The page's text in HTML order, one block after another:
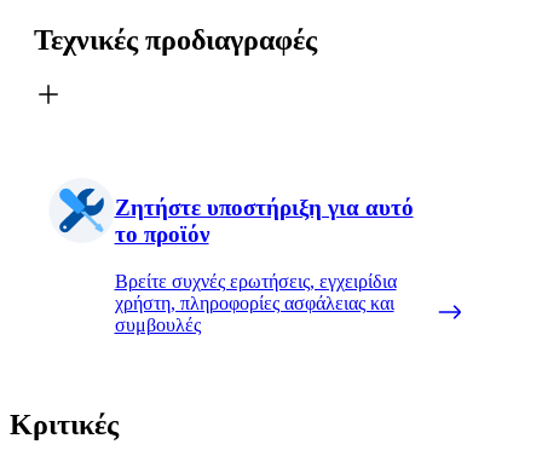
Τεχνικές προδιαγραφές
Ζητήστε υποστήριξη για αυτό
το προϊόν
Βρείτε συχνές ερωτήσεις, εγχειρίδια
χρήστη, πληροφορίες ασφάλειας και
συμβουλές
Κριτικές